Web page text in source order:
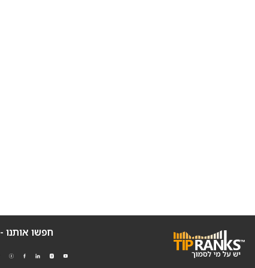
חפשו אותנו -